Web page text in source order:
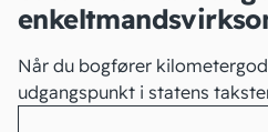
Når du bogfører
udgangspunkt i statens